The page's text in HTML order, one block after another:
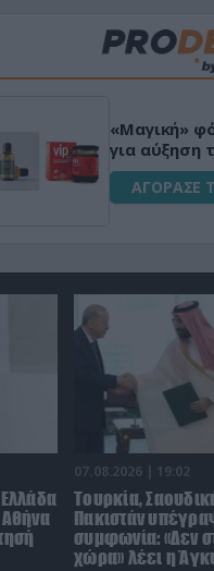
«Μαγική»
για αύξηση
ΑΓΟΡΑΣΕ
Αθήνα
07.08.2026 | 19:02
Τουρκία,
Πακιστάν
συμφωνία: «Δεν
χώρα» λέει η